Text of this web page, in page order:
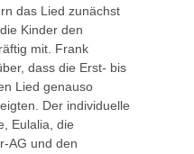
das Lied zunächst
Kinder den
mit. Frank
dass die Erst- bis
Lied genauso
Der individuelle
Eulalia, die
AG und den